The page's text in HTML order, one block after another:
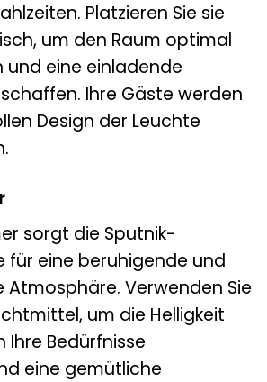
Platzieren Sie sie
um den Raum optimal
und eine einladende
Ihre Gäste werden
Design der Leuchte
sorgt die Sputnik-
für eine beruhigende und
Verwenden Sie
um die Helligkeit
Ihre Bedürfnisse
eine gemütliche